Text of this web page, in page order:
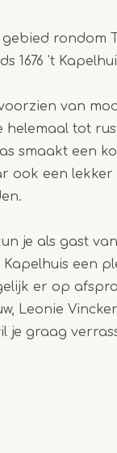
of
2
gebied rondom
1676 't
van
helemaal tot
smaakt een
ook een lekker
je als gast
een
er op
Leonie
je graag